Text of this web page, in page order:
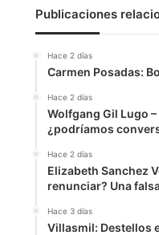
Publicaciones
Hace 2 días
Carmen Posadas:
Hace 2 días
Wolfgang Gil Lugo
¿podríamos
Hace 2 días
Elizabeth Sanchez
renunciar? Una
Hace 3 días
Villasmil: Destellos